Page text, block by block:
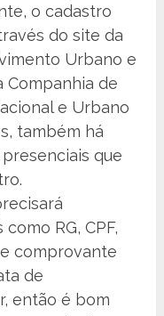
o cadastro
do site da
Urbano e
Companhia de
e Urbano
também há
que
RG, CPF,
comprovante
de
então é bom